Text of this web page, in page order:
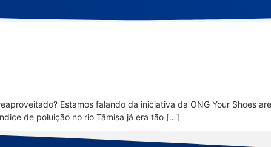
Estamos falando da iniciativa da ONG Your Shoes
de poluição no rio Tâmisa já era tão […]